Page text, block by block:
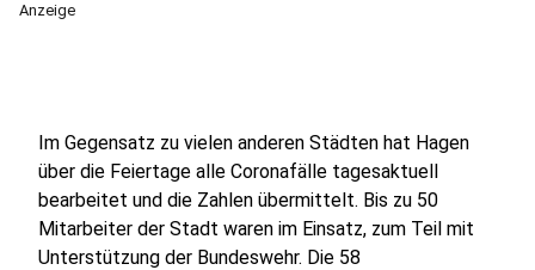
Anzeige
Im Gegensatz zu vielen anderen Städten hat Hagen
über die Feiertage alle Coronafälle tagesaktuell
bearbeitet und die Zahlen übermittelt. Bis zu 50
Mitarbeiter der Stadt waren im Einsatz, zum Teil mit
Unterstützung der Bundeswehr. Die 58